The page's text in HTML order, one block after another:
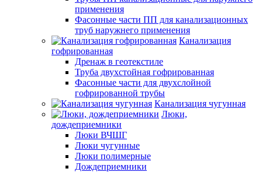
применения
Фасонные части ПП для канализационных
труб наружнего применения
Канализация
гофрированная
Дренаж в геотекстиле
Труба двухстойная гофрированная
Фасонные части для двухслойной
гофрированной трубы
Канализация чугунная
Люки,
дождеприемники
Люки ВЧШГ
Люки чугунные
Люки полимерные
Дождеприемники